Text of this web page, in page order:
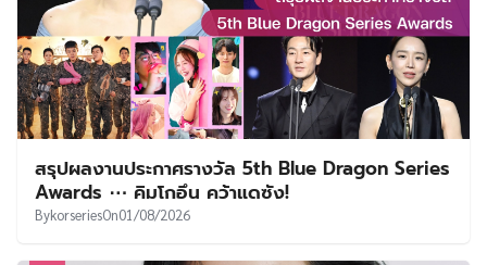
สรุปผลงานประกาศรางวัล 5th Blue Dragon Series
Awards ⋯ คิมโกอึน คว้าแดซัง!
BykorseriesOn01/08/2026